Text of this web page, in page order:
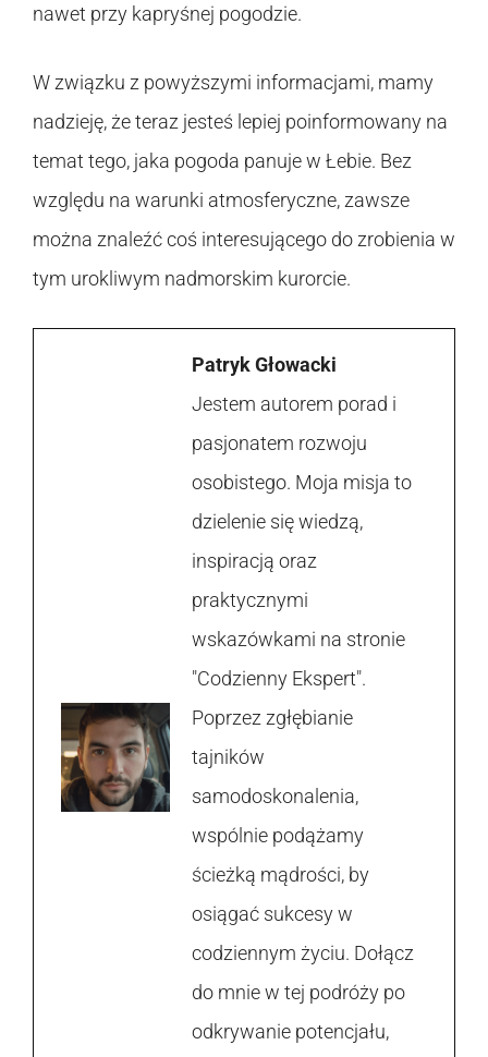
nawet przy kapryśnej pogodzie.
W związku z powyższymi informacjami, mamy
nadzieję, że teraz jesteś lepiej poinformowany na
temat tego, jaka pogoda panuje w Łebie. Bez
względu na warunki atmosferyczne, zawsze
można znaleźć coś interesującego do zrobienia w
tym urokliwym nadmorskim kurorcie.
Patryk Głowacki
Jestem autorem porad i
pasjonatem rozwoju
osobistego. Moja misja to
dzielenie się wiedzą,
inspiracją oraz
praktycznymi
wskazówkami na stronie
"Codzienny Ekspert".
Poprzez zgłębianie
tajników
samodoskonalenia,
wspólnie podążamy
ścieżką mądrości, by
osiągać sukcesy w
codziennym życiu. Dołącz
do mnie w tej podróży po
odkrywanie potencjału,